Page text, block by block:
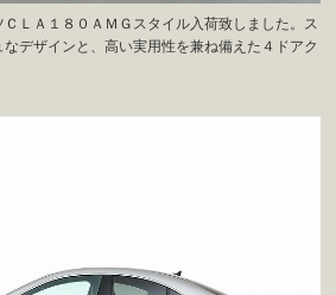
ＬＡ１８０ＡＭＧスタイル入荷致しました。ス
デザインと、高い実用性を兼ね備えた４ドアク